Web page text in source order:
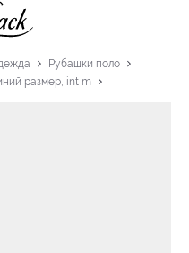
Рубашки поло
размер, int m